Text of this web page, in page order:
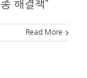
해결책”
Read More